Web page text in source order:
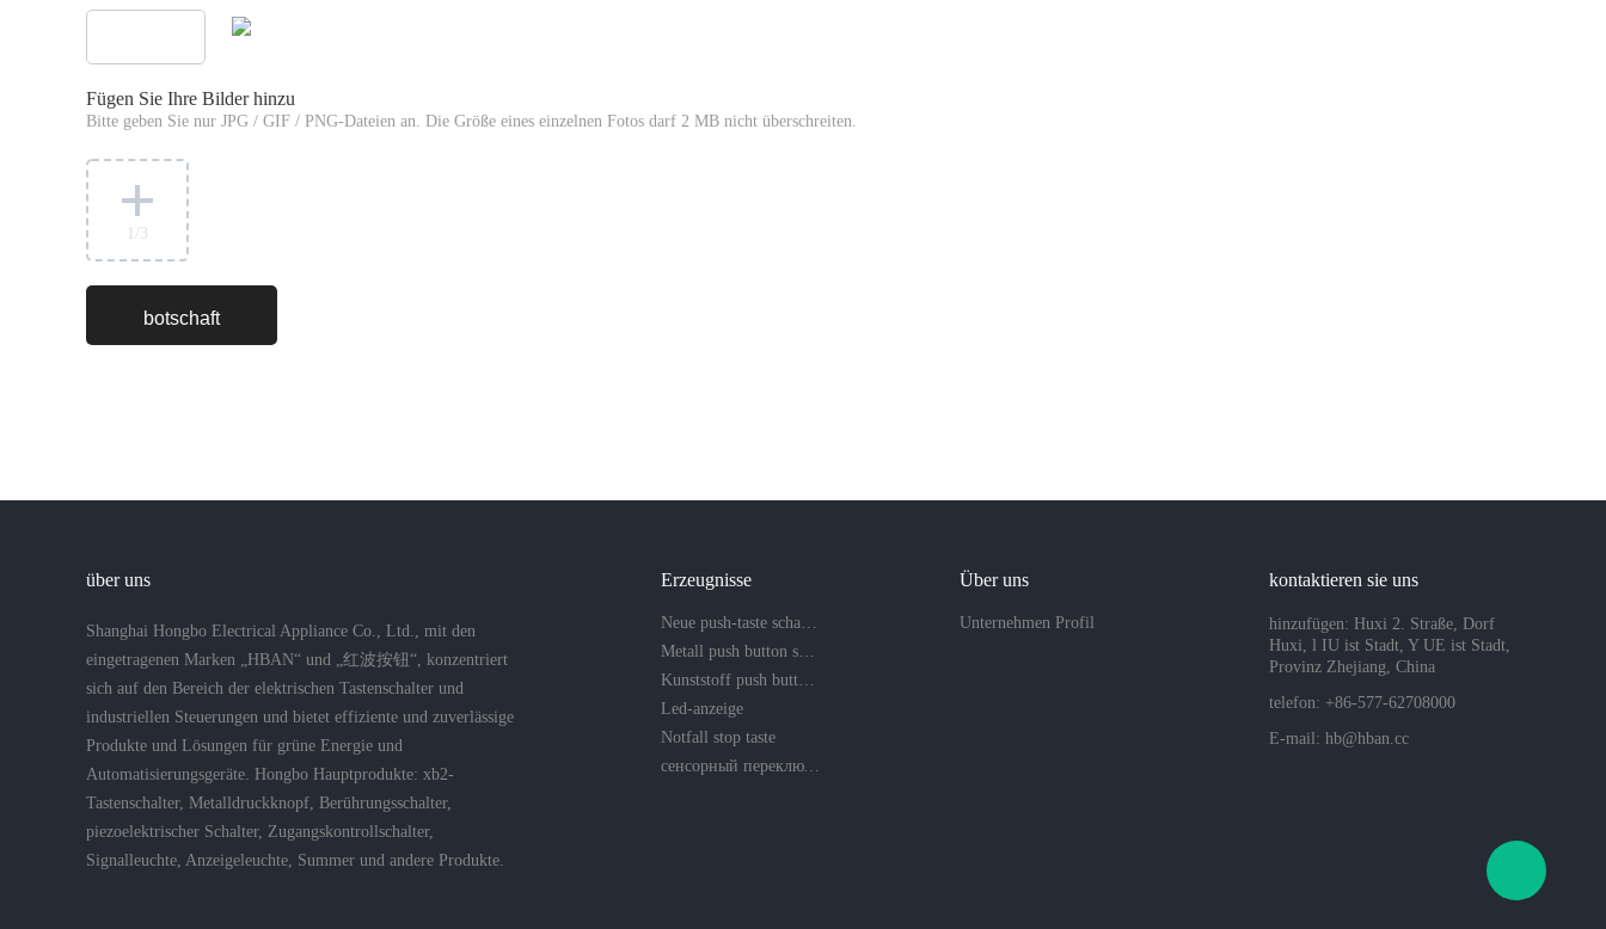
Fügen Sie Ihre Bilder hinzu
Bitte geben Sie nur JPG / GIF / PNG-Dateien an. Die Größe eines einzelnen Fotos darf 2 MB nicht überschreiten.
/3
über uns
Shanghai Hongbo Electrical Appliance Co., Ltd., mit den
eingetragenen Marken „HBAN“ und „红波按钮“, konzentriert
sich auf den Bereich der elektrischen Tastenschalter und
industriellen Steuerungen und bietet effiziente und zuverlässige
Produkte und Lösungen für grüne Energie und
Automatisierungsgeräte. Hongbo Hauptprodukte: xb2-
Tastenschalter, Metalldruckknopf, Berührungsschalter,
piezoelektrischer Schalter, Zugangskontrollschalter,
Signalleuchte, Anzeigeleuchte, Summer und andere Produkte.
Erzeugnisse
Neue push-taste schalter
Metall push button switch
Kunststoff push button switch
Led-anzeige
Notfall stop taste
сенсорный переключатель и пьезо-кнопка
Über uns
Unternehmen Profil
kontaktieren sie uns
hinzufügen: Huxi 2. Straße, Dorf
Huxi, l IU ist Stadt, Y UE ist Stadt,
Provinz Zhejiang, China
telefon: +86-577-62708000
E-mail: hb@hban.cc